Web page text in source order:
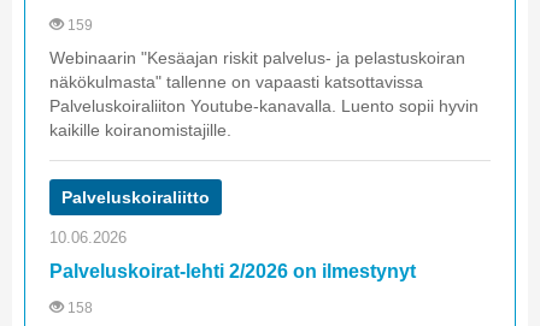
159
Webinaarin "Kesäajan riskit palvelus- ja pelastuskoiran
näkökulmasta" tallenne on vapaasti katsottavissa
Palveluskoiraliiton Youtube-kanavalla. Luento sopii hyvin
kaikille koiranomistajille.
Palveluskoiraliitto
10.06.2026
Palveluskoirat-lehti 2/2026 on ilmestynyt
158